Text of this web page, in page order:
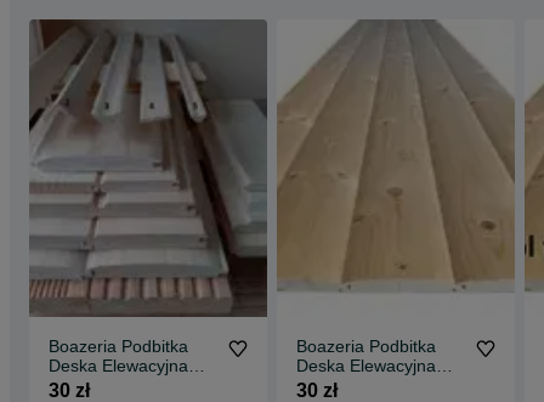
Boazeria Podbitka
Deska Elewacyjna
PółBal Listwy
30 zł
Boazeria Podbitka
Deska Elewacyjna
PółBal Listwy
30 zł